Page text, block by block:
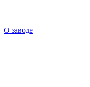
О заводе